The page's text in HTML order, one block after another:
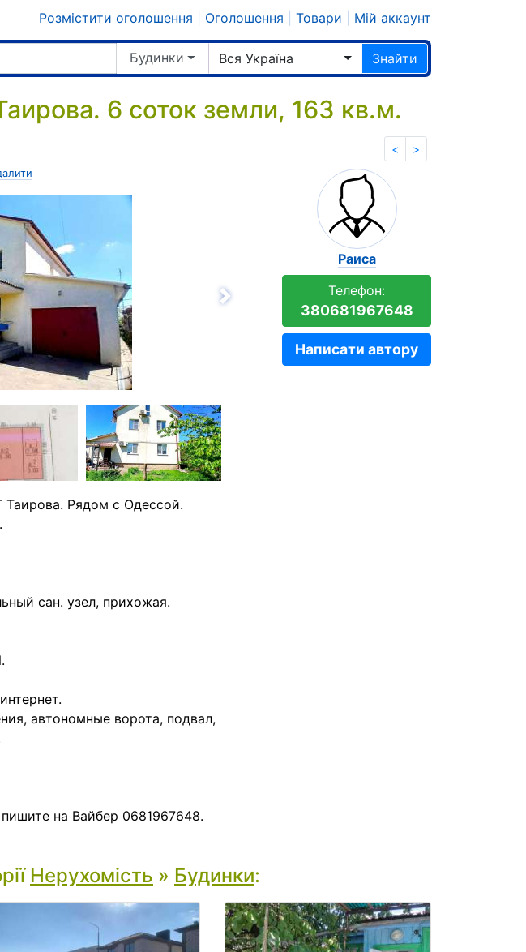
Розмістити оголошення Оголошення Товари Мій аккаунт
Будинки Вся Україна Знайти
6 соток земли, 163 кв.м.
< >
Рядом с Одессой.
сан. узел, прихожая.
автономные ворота, подвал,
на Вайбер 0681967648.
Раиса
Телефон:
380681967648
Написати автору
Нерухомість » Будинки: